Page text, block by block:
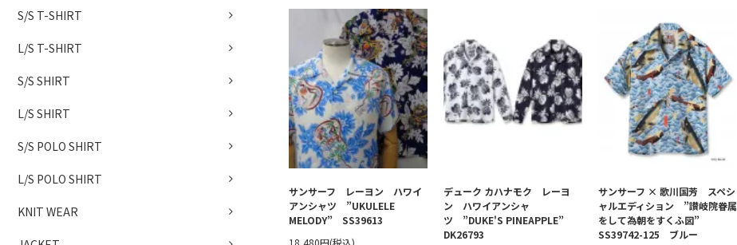
S/S T-SHIRT
L/S T-SHIRT
S/S SHIRT
L/S SHIRT
S/S POLO SHIRT
L/S POLO SHIRT
KNIT WEAR
サンサーフ レーヨン ハワイ
アンシャツ ”UKULELE
MELODY” SS39613
18,480円(税込)
デューク カハナモク レーヨ
ン ハワイアンシャ
ツ ”DUKE'S PINEAPPLE”
DK26793
サンサーフ × 歌川国芳 スペシ
ャルエディション ”讃岐院眷属
をして為朝をすくふ図”
SS39742-125 ブルー